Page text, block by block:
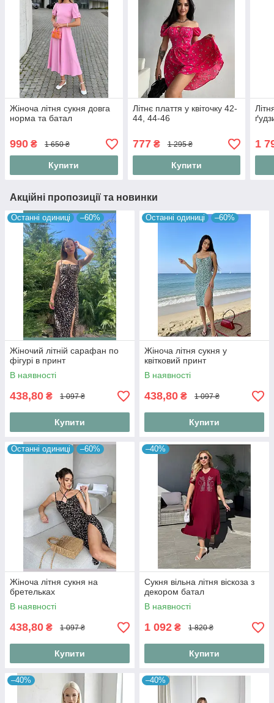
Жіноча літня сукня довга
норма та батал
990 ₴ 1 650 ₴
Купити
Літнє плаття у квіточку 42-
44, 44-46
777₴ 1 295 ₴
Купити
1
Акційні пропозиції та новинки
Останні одиниці –60%
Жіночий літній сарафан по
фігурі в принт
В наявності
438,80 ₴ 1 097 ₴
Купити
Останні одиниці –60%
Жіноча літня сукня у
квітковий принт
В наявності
438,80 ₴ 1 097 ₴
Купити
Останні одиниці –60%
Жіноча літня сукня на
бретельках
В наявності
438,80 ₴ 1 097 ₴
Купити
–40%
Сукня вільна літня віскоза з
декором батал
В наявності
1 092 ₴ 1 820 ₴
Купити
–40% –40%